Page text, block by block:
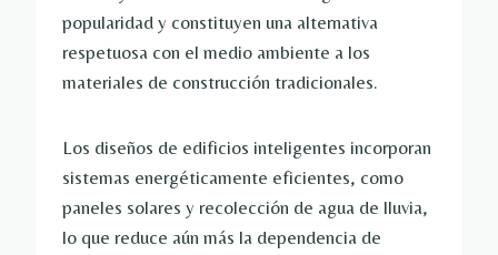
popularidad y constituyen una alternativa
respetuosa con el medio ambiente a los
materiales de construcción tradicionales.
Los diseños de edificios inteligentes incorporan
sistemas energéticamente eficientes, como
paneles solares y recolección de agua de lluvia,
lo que reduce aún más la dependencia de